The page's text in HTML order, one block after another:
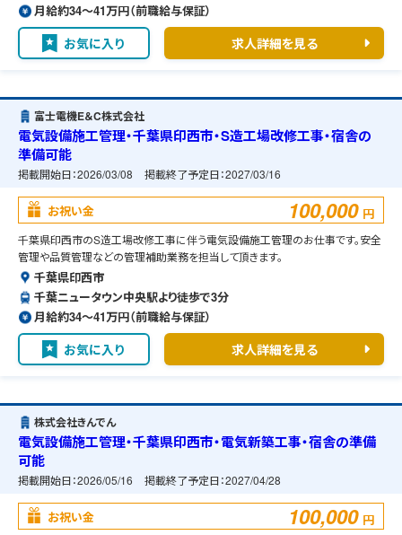
月給約34〜41万円（前職給与保証）
お気に入り 求人詳細を見る
富士電機E＆C株式会社
電気設備施工管理・千葉県印西市・S造工場改修工事・宿舎の
準備可能
掲載開始日：2026/03/08 掲載終了予定日：2027/03/16
お祝い金 100,000 円
千葉県印西市のS造工場改修工事に伴う電気設備施工管理のお仕事です。安全
管理や品質管理などの管理補助業務を担当して頂きます。
千葉県印西市
千葉ニュータウン中央駅より徒歩で3分
月給約34〜41万円（前職給与保証）
お気に入り 求人詳細を見る
株式会社きんでん
電気設備施工管理・千葉県印西市・電気新築工事・宿舎の準備
可能
掲載開始日：2026/05/16 掲載終了予定日：2027/04/28
お祝い金 100,000 円